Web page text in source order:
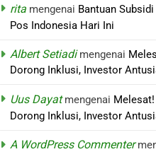
rita mengenai Bantuan
Pos Indonesia Hari Ini
Albert Setiadimengenai
Dorong Inklusi, Investor
Uus Dayatmengenai
Dorong Inklusi, Investor
A WordPress Commenter